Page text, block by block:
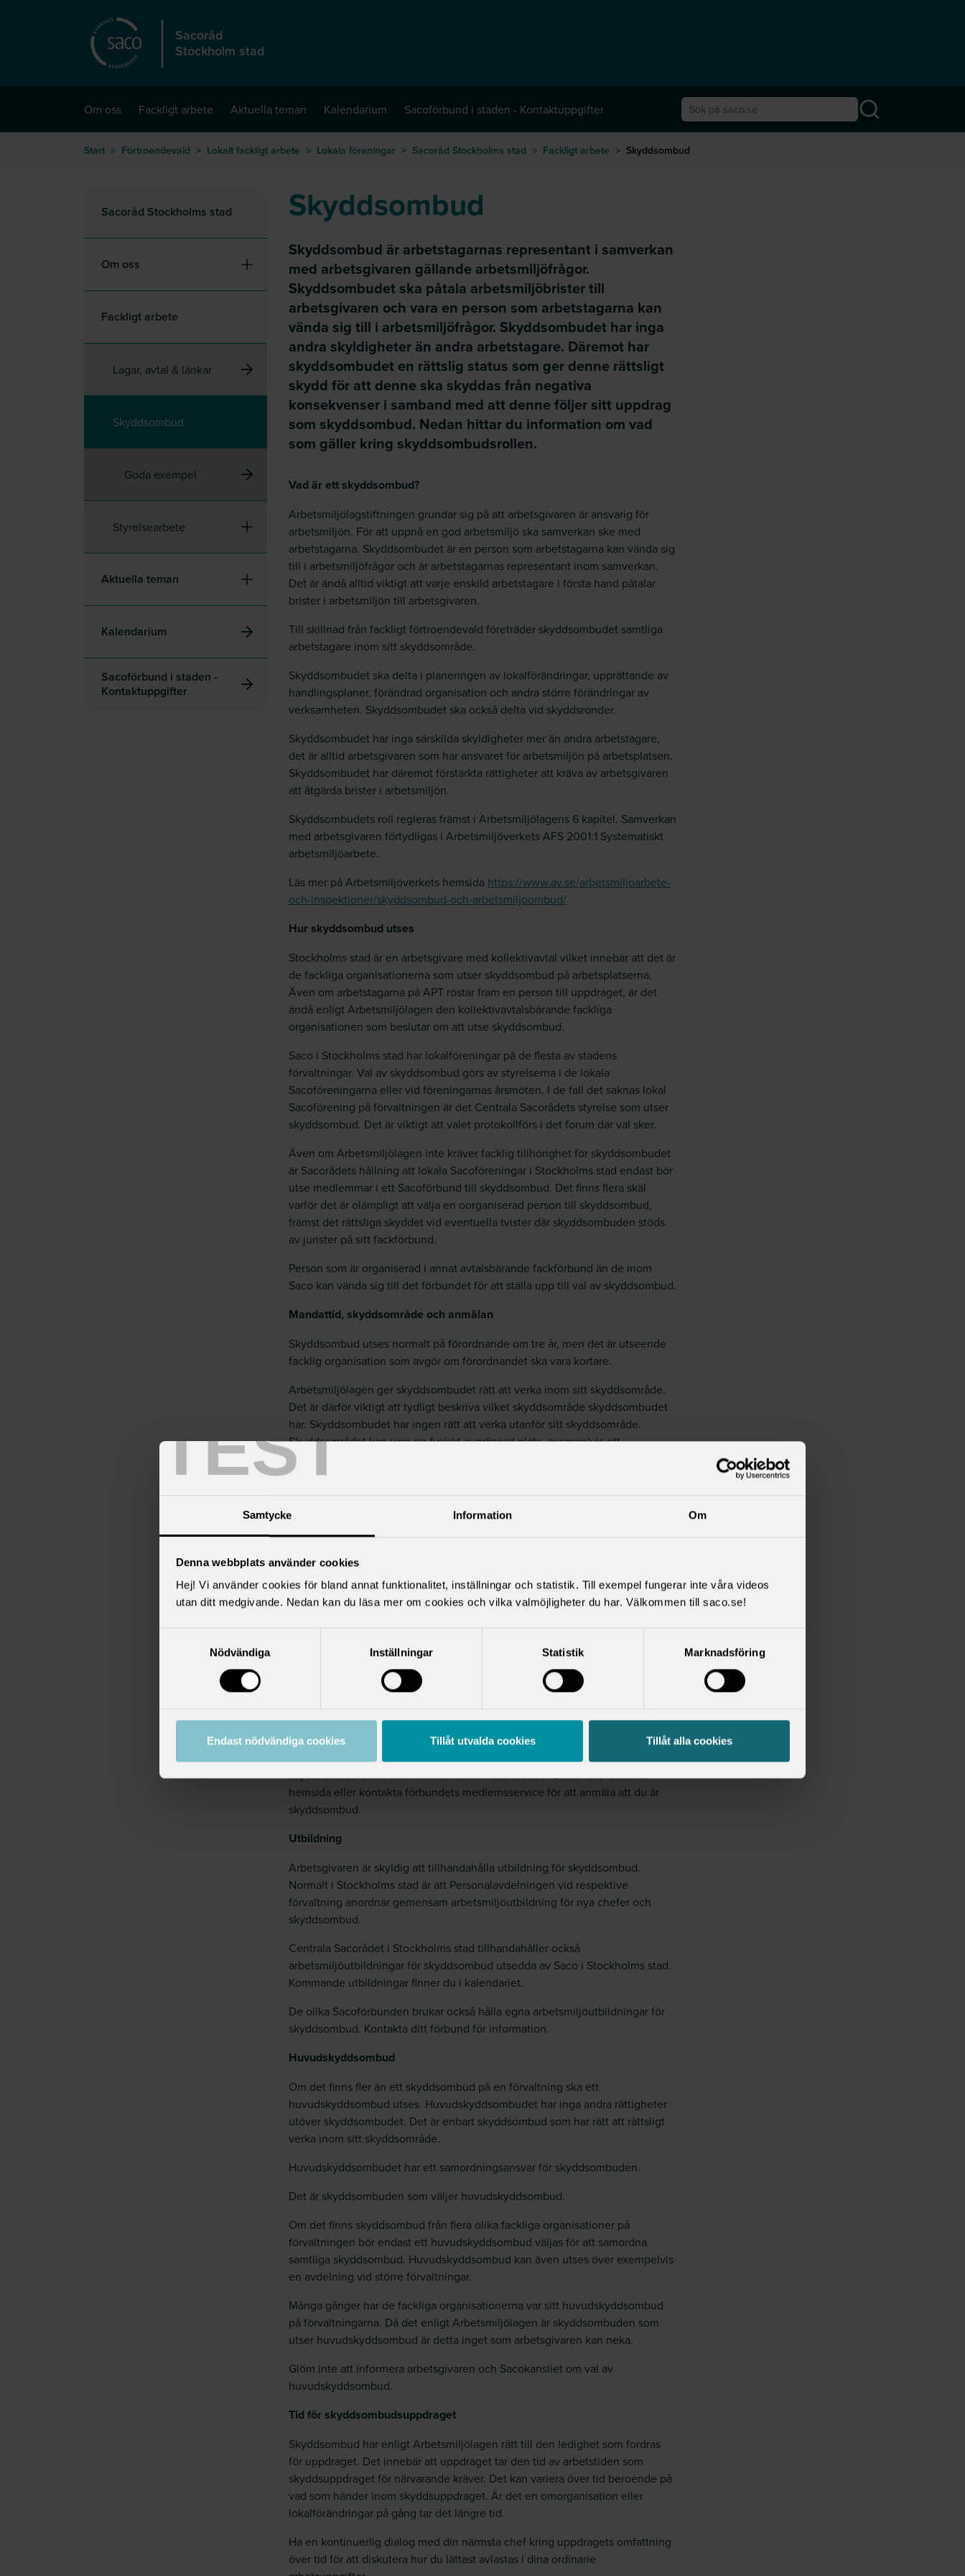
TEST
Samtycke Information Om
Denna webbplats använder cookies
Hej! Vi använder cookies för bland annat funktionalitet, inställningar och statistik. Till exempel fungerar inte våra videos
utan ditt medgivande. Nedan kan du läsa mer om cookies och vilka valmöjligheter du har. Välkommen till saco.se!
Nödvändiga
Inställningar Statistik Marknadsföring
Endast nödvändiga cookies Tillåt utvalda cookies Tillåt alla cookies
Sacoråd
Stockholm stad
Om oss Fackligt arbete Aktuella teman Kalendarium
Sacoförbund i staden - Kontaktuppgifter
Start > Förtroendevald > Lokalt fackligt arbete > Lokala föreningar > Sacoråd Stockholms stad > Fackligt arbete > Skyddsombud
Sacoråd Stockholms stad
Om oss
Fackligt arbete
Lagar, avtal & länkar
Skyddsombud
Goda exempel
Styrelsearbete
Aktuella teman
Kalendarium
Sacoförbund i staden -
Kontaktuppgifter
Skyddsombud
Skyddsombud är arbetstagarnas representant i samverkan
med arbetsgivaren gällande arbetsmiljöfrågor.
Skyddsombudet ska påtala arbetsmiljöbrister till
arbetsgivaren och vara en person som arbetstagarna kan
vända sig till i arbetsmiljöfrågor. Skyddsombudet har inga
andra skyldigheter än andra arbetstagare. Däremot har
skyddsombudet en rättslig status som ger denne rättsligt
skydd för att denne ska skyddas från negativa
konsekvenser i samband med att denne följer sitt uppdrag
som skyddsombud. Nedan hittar du information om vad
som gäller kring skyddsombudsrollen.
Vad är ett skyddsombud?
Arbetsmiljölagstiftningen grundar sig på att arbetsgivaren är ansvarig för
arbetsmiljön. För att uppnå en god arbetsmiljö ska samverkan ske med
arbetstagarna. Skyddsombudet är en person som arbetstagarna kan vända sig
till i arbetsmiljöfrågor och är arbetstagarnas representant inom samverkan.
Det är ändå alltid viktigt att varje enskild arbetstagare i första hand påtalar
brister i arbetsmiljön till arbetsgivaren.
Till skillnad från fackligt förtroendevald företräder skyddsombudet samtliga
arbetstagare inom sitt skyddsområde.
Skyddsombudet ska delta i planeringen av lokalförändringar, upprättande av
handlingsplaner, förändrad organisation och andra större förändringar av
verksamheten. Skyddsombudet ska också delta vid skyddsronder.
Skyddsombudet har inga särskilda skyldigheter mer än andra arbetstagare,
det är alltid arbetsgivaren som har ansvaret för arbetsmiljön på arbetsplatsen.
Skyddsombudet har däremot förstärkta rättigheter att kräva av arbetsgivaren
att åtgärda brister i arbetsmiljön.
Skyddsombudets roll regleras främst i Arbetsmiljölagens 6 kapitel. Samverkan
med arbetsgivaren förtydligas i Arbetsmiljöverkets AFS 2001:1 Systematiskt
arbetsmiljöarbete.
Läs mer på Arbetsmiljöverkets hemsida https://www.av.se/arbetsmiljoarbete-
och-inspektioner/skyddsombud-och-arbetsmiljoombud/
Hur skyddsombud utses
Stockholms stad är en arbetsgivare med kollektivavtal vilket innebär att det är
de fackliga organisationerna som utser skyddsombud på arbetsplatserna.
Även om arbetstagarna på APT röstar fram en person till uppdraget, är det
ändå enligt Arbetsmiljölagen den kollektivavtalsbärande fackliga
organisationen som beslutar om att utse skyddsombud.
Saco i Stockholms stad har lokalföreningar på de flesta av stadens
förvaltningar. Val av skyddsombud görs av styrelserna i de lokala
Sacoföreningarna eller vid föreningarnas årsmöten. I de fall det saknas lokal
Sacoförening på förvaltningen är det Centrala Sacorådets styrelse som utser
skyddsombud. Det är viktigt att valet protokollförs i det forum där val sker.
Även om Arbetsmiljölagen inte kräver facklig tillhörighet för skyddsombudet
är Sacorådets hållning att lokala Sacoföreningar i Stockholms stad endast bör
utse medlemmar i ett Sacoförbund till skyddsombud. Det finns flera skäl
varför det är olämpligt att välja en oorganiserad person till skyddsombud,
främst det rättsliga skyddet vid eventuella tvister där skyddsombuden stöds
av jurister på sitt fackförbund.
Person som är organiserad i annat avtalsbärande fackförbund än de inom
Saco kan vända sig till det förbundet för att ställa upp till val av skyddsombud.
Mandattid, skyddsområde och anmälan
Skyddsombud utses normalt på förordnande om tre år, men det är utseende
facklig organisation som avgör om förordnandet ska vara kortare.
Arbetsmiljölagen ger skyddsombudet rätt att verka inom sitt skyddsområde.
Det är därför viktigt att tydligt beskriva vilket skyddsområde skyddsombudet
har. Skyddsombudet har ingen rätt att verka utanför sitt skyddsområde.
Skyddsområdet kan vara en fysiskt avgränsad plats, exempelvis ett
våningsplan eller en byggnad. Det kan också vara en organisatorisk enhet,
exempelvis Enheten X vid Y förvaltning eller en hel förvaltning.
mandattid och skyddsområde.
snart som möjligt. Det är först när skyddsombudet anmälts till arbetsgivaren
som personen har de rättsliga rättigheterna att verka som skyddsombud.
Arbetsgivaren ska underrättas om skyddsombudets namn, adress,
skyddsområde och för vilken tid skyddsombudet har uppdraget.
Anmälan till arbetsgivaren sker genom Sacorådets blankett vilken du finner
till höger. Blanketten ska upprättas i tre exemplar, ett till arbetsgivaren, ett till
skyddsombudet och ett till lokala Sacoföreningen. Kopia av blanketten ska
även skickas till Sacokansliet. Lokalföreningen sparar dokumentet som
OBS! för att få information och eventuellt rättsligt skydd behöver du som
skyddsombud även vara anmäld till ditt fackförbund. Besök ditt förbunds
hemsida eller kontakta förbundets medlemsservice för att anmäla att du är
skyddsombud.
Utbildning
Arbetsgivaren är skyldig att tillhandahålla utbildning för skyddsombud.
Normalt i Stockholms stad är att Personalavdelningen vid respektive
förvaltning anordnar gemensam arbetsmiljöutbildning för nya chefer och
skyddsombud.
Centrala Sacorådet i Stockholms stad tillhandahåller också
arbetsmiljöutbildningar för skyddsombud utsedda av Saco i Stockholms stad.
Kommande utbildningar finner du i kalendariet.
De olika Sacoförbunden brukar också hålla egna arbetsmiljöutbildningar för
skyddsombud. Kontakta ditt förbund för information.
Huvudskyddsombud
Om det finns fler än ett skyddsombud på en förvaltning ska ett
huvudskyddsombud utses. Huvudskyddsombudet har inga andra rättigheter
utöver skyddsombudet. Det är enbart skyddsombud som har rätt att rättsligt
verka inom sitt skyddsområde.
Huvudskyddsombudet har ett samordningsansvar för skyddsombuden.
Det är skyddsombuden som väljer huvudskyddsombud.
Om det finns skyddsombud från flera olika fackliga organisationer på
förvaltningen bör endast ett huvudskyddsombud väljas för att samordna
samtliga skyddsombud. Huvudskyddsombud kan även utses över exempelvis
en avdelning vid större förvaltningar.
Många gånger har de fackliga organisationerna var sitt huvudskyddsombud
på förvaltningarna. Då det enligt Arbetsmiljölagen är skyddsombuden som
utser huvudskyddsombud är detta inget som arbetsgivaren kan neka.
Glöm inte att informera arbetsgivaren och Sacokansliet om val av
huvudskyddsombud.
Tid för skyddsombudsuppdraget
Skyddsombud har enligt Arbetsmiljölagen rätt till den ledighet som fordras
för uppdraget. Det innebär att uppdraget tar den tid av arbetstiden som
skyddsuppdraget för närvarande kräver. Det kan variera över tid beroende på
vad som händer inom skyddsuppdraget. Är det en omorganisation eller
lokalförändringar på gång tar det längre tid.
Ha en kontinuerlig dialog med din närmsta chef kring uppdragets omfattning
över tid för att diskutera hur du lättast avlastas i dina ordinarie